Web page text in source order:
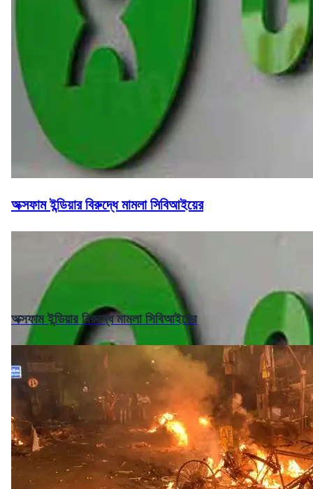
অক্সফাম ইন্ডিয়ার বিরুদ্ধে মামলা সিবিআইয়ের
অক্সফাম ইন্ডিয়ার বিরুদ্ধে মামলা সিবিআইয়ের